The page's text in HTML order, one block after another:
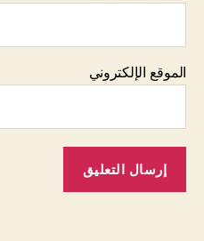
الموقع الإلكتروني